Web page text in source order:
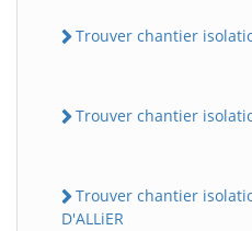
Trouver chantier
Trouver chantier
Trouver chantier
D'ALLiER